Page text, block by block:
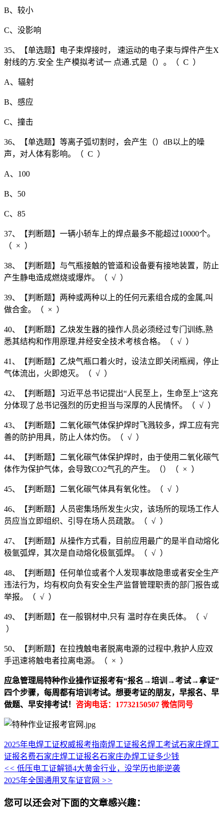
B、较小
C、没影响
35、【单选题】电子束焊接时， 速运动的电子束与焊件产生X
射线的方.安全 生产模拟考试一 点通.式是（）。（ C ）
A、辐射
B、感应
C、撞击
36、【单选题】等离子弧切割时，会产生（）dB以上的噪
声，对人体有影响。（ C ）
A、100
B、50
C、85
37、【判断题】一辆小轿车上的焊点最多不能超过10000个。
（ × ）
38、【判断题】与气瓶接触的管道和设备要有接地装置，防止
产生静电造成燃烧或爆炸。（ √ ）
39、【判断题】两种或两种以上的任何元素组合成的金属,叫
做合金。（ × ）
40、【判断题】乙炔发生器的操作人员必须经过专门训练,熟
悉其结构和作用原理,井经安全技术考核合格。（ √ ）
41、【判断题】乙炔气瓶口着火时，设法立即关闭瓶阀，停止
气体流出，火即熄灭。（ √ ）
42、【判断题】习近平总书记提出“人民至上，生命至上”这充
分体现了总书记强烈的历史担当与深厚的人民情怀。（ √ ）
43、【判断题】二氧化碳气体保护焊时飞溅较多，焊工应有完
善的防护用具，防止人体灼伤。（ √ ）
44、【判断题】二氧化碳气体保护焊时，由于使用二氧化碳气
体作为保护气体，会导致CO2气孔的产生。（）（ × ）
45、【判断题】二氧化碳气体具有氧化性。（ √ ）
46、【判断题】人员密集场所发生火灾，该场所的现场工作人
员应当立即组织、引导在场人员疏散。（ √ ）
47、【判断题】从操作方式看，目前应用最广的是半自动熔化
极氩弧焊，其次是自动熔化极氩弧焊。（ √ ）
48、【判断题】任何单位或者个人发现事故隐患或者安全生产
违法行为，均有权向负有安全生产监督管理职责的部门报告或
举报。（ √ ）
49、【判断题】在一般钢材中,只有 温时存在奥氏体。（ √
）
50、【判断题】在拉拽触电者脱离电源的过程中,救护人应双
手迅速将触电者拉离电源。（ × ）
应急管理局特种作业操作证报考有“报名→培训→考试→拿证”
四个步骤，每周都有培训考试。想要考证的朋友，早报名、早
做题、早安排考试！ 咨询电话：17732150507 微信同号
2025年电焊工证权威报考指南焊工证报名焊工考试石家庄焊工
证报名费石家庄焊工证报名石家庄办焊工证多少钱
<< 低压电工证解锁4大黄金行业，没学历也能逆袭
2025年全国通用叉车证官网 >>
您可以还会对下面的文章感兴趣：